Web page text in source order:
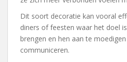
Dit soort decoratie kan vooral
diners of feesten waar het doel
brengen en hen aan te
communiceren.